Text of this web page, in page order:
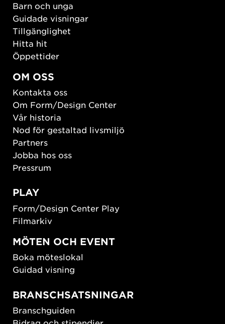
Barn och unga
Guidade visningar
Tillgänglighet
Hitta hit
Öppettider
OM OSS
Kontakta oss
Om Form/Design Center
Vår historia
Nod för gestaltad livsmiljö
Partners
Jobba hos oss
Pressrum
PLAY
Form/Design Center Play
Filmarkiv
MÖTEN OCH EVENT
Boka möteslokal
Guidad visning
BRANSCHSATSNINGAR
Branschguiden